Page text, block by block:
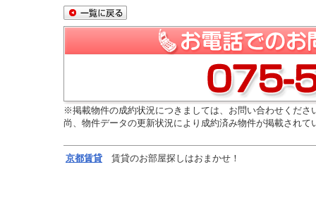
※掲載物件の成約状況につきましては、お問い合わせくださ
尚、物件データの更新状況により成約済み物件が掲載され
京都賃貸 賃貸のお部屋探しはおまかせ！